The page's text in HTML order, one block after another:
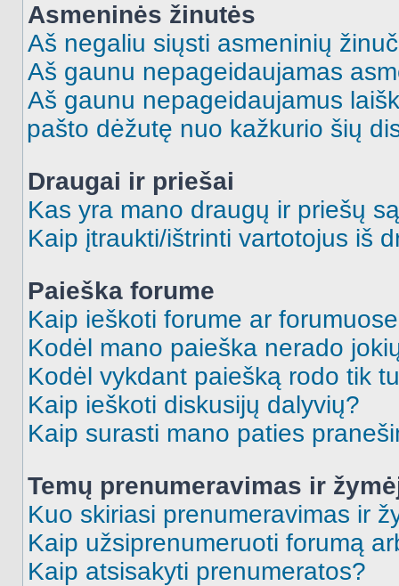
Asmeninės žinutės
Aš negaliu siųsti asmeninių
Aš gaunu nepageidaujamas
Aš gaunu nepageidaujamus
pašto dėžutę nuo kažkurio šių
Draugai ir priešai
Kas yra mano draugų ir priešų
Kaip įtraukti/ištrinti vartotojus iš
Paieška forume
Kaip ieškoti forume ar
Kodėl mano paieška nerado
Kodėl vykdant paiešką rodo tik
Kaip ieškoti diskusijų dalyvių?
Kaip surasti mano paties
Temų prenumeravimas ir
Kuo skiriasi prenumeravimas ir
Kaip užsiprenumeruoti forumą
Kaip atsisakyti prenumeratos?